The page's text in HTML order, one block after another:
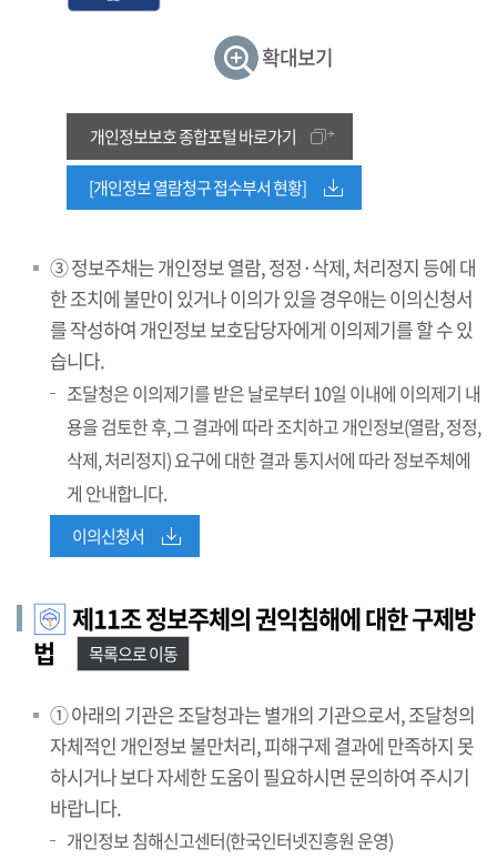
확대보기
개인정보보호 종합포털 바로가기
[개인정보 열람청구 접수부서 현황]
③ 정보주채는 개인정보 열람, 정정·삭제, 처리정지 등에 대
한 조치에 불만이 있거나 이의가 있을 경우애는 이의신청서
를 작성하여 개인정보 보호담당자에게 이의제기를 할 수 있
습니다.
조달청은 이의제기를 받은 날로부터 10일 이내에 이의제기 내
용을 검토한 후, 그 결과에 따라 조치하고 개인정보(열람, 정정,
삭제, 처리정지) 요구에 대한 결과 통지서에 따라 정보주체에
게 안내합니다.
이의신청서
제11조 정보주체의 권익침해에 대한 구제방
법
목록으로 이동
① 아래의 기관은 조달청과는 별개의 기관으로서, 조달청의
자체적인 개인정보 불만처리, 피해구제 결과에 만족하지 못
하시거나 보다 자세한 도움이 필요하시면 문의하여 주시기
바랍니다.
개인정보 침해신고센터(한국인터넷진흥원 운영)